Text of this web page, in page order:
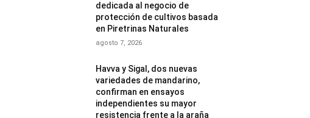
dedicada al negocio de
protección de cultivos basada
en Piretrinas Naturales
agosto 7, 2026
Havva y Sigal, dos nuevas
variedades de mandarino,
confirman en ensayos
independientes su mayor
resistencia frente a la araña